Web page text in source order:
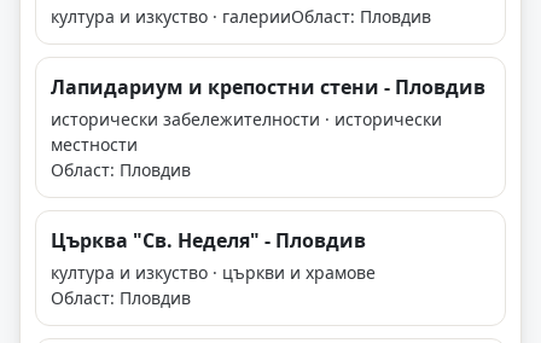
култура и изкуство · галерииОбласт: Пловдив
Лапидариум и крепостни стени - Пловдив
исторически забележителности · исторически
местности
Област: Пловдив
Църква "Св. Неделя" - Пловдив
култура и изкуство · църкви и храмове
Област: Пловдив